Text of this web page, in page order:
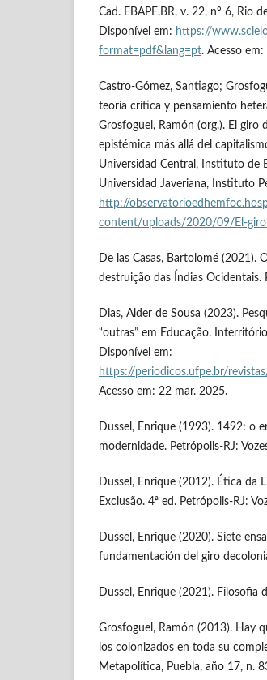
Cad. EBAPE.BR, v. 22, nº 6, Rio
Disponível em: https://
format=pdf&lang=pt. Acesso
Castro-Gómez, Santiago;
teoría crítica y pensamiento
Grosfoguel, Ramón (org.). El giro
epistémica más allá del
Universidad Central, Instituto de
Universidad Javeriana, Instituto
http://
content/uploads/2020/09/El-
De las Casas, Bartolomé (2021).
destruição das Índias Ocidentais.
Dias, Alder de Sousa (2023).
“outras” em Educação.
Disponível em:
https://periodicos.ufpe.br/
Acesso em: 22 mar. 2025.
Dussel, Enrique (1993). 1492: o
modernidade. Petrópolis-RJ:
Dussel, Enrique (2012). Ética da
Exclusão. 4ª ed. Petrópolis-RJ:
Dussel, Enrique (2020). Siete
fundamentación del giro
Dussel, Enrique (2021). Filosofia
Grosfoguel, Ramón (2013). Hay
los colonizados en toda su
Metapolítica, Puebla, año 17, n.